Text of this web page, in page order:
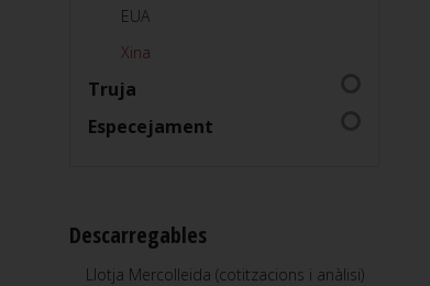
EUA
Xina
Truja
Especejament
Descarregables
Llotja Mercolleida (cotitzacions i anàlisi)